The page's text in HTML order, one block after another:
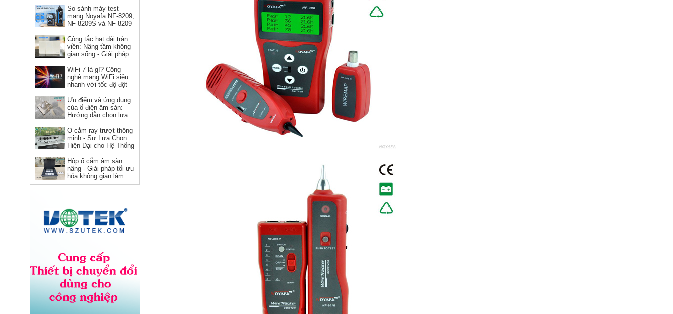
Ổ cắm HDMI âm tường hình
Giá: 150,000 VNĐ
chịu tải 20A cho server và UPS
Giá: Liên hệ
So sánh máy test
mạng Noyafa NF-8209,
NF-8209S và NF-8209
bản nào?
Công tắc hạt dài tràn
viền: Nâng tầm không
gian sống - Giải pháp
hiện đại
WiFi 7 là gì? Công
nghệ mạng WiFi siêu
nhanh với tốc độ đột
Ưu điểm và ứng dụng
của ổ điện âm sàn:
Hướng dẫn chọn lựa
Ổ cắm ray trượt thông
minh - Sự Lựa Chọn
Hiện Đại cho Hệ Thống
Hộp ổ cắm âm sàn
nâng - Giải pháp tối ưu
hóa không gian làm
việc